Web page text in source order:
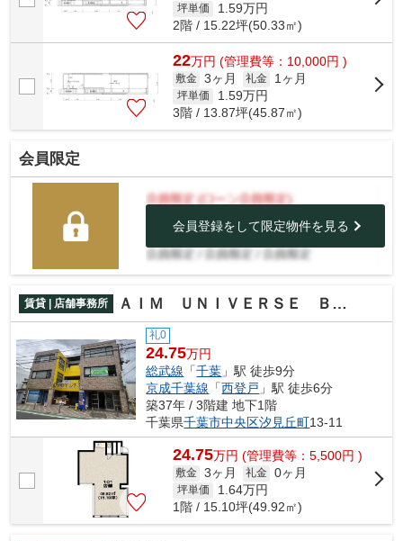
坪単価 1.59万円
2階 / 15.22坪(50.33㎡)
22万円 (管理費等：10,000円 )
敷金 3ヶ月 礼金 1ヶ月
坪単価 1.59万円
3階 / 13.87坪(45.87㎡)
会員限定
会員登録をして限定物件を見る
賃貸 | 店舗事務所 ＡＩＭ ＵＮＩＶＥＲＳＥ ＢＬＤＧ ＣＨＩＢＡ
礼0
24.75万円
総武線 「千葉 」駅 徒歩9分
京成千葉線 「西登戸 」駅 徒歩6分
築37年 / 3階建 地下1階
千葉県千葉市中央区汐見丘町13-11
24.75万円 (管理費等：5,500円 )
敷金 3ヶ月 礼金 0ヶ月
坪単価 1.64万円
1階 / 15.10坪(49.92㎡)